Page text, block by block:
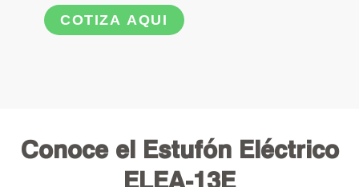
COTIZA AQUI
Conoce el Estufón Eléctrico